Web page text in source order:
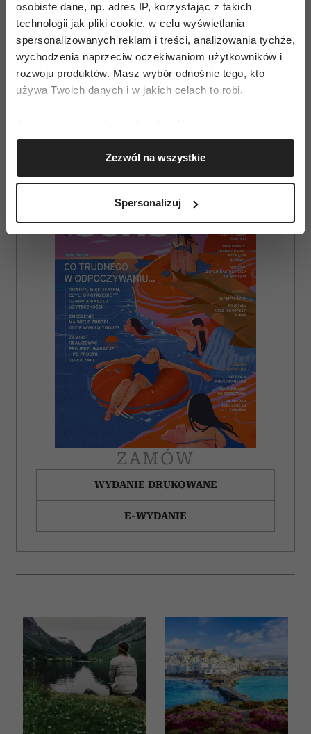
osobiste dane, np. adres IP, korzystając z takich
technologii jak pliki cookie, w celu wyświetlania
spersonalizowanych reklam i treści, analizowania tychże,
wychodzenia naprzeciw oczekiwaniom użytkowników i
rozwoju produktów. Masz wybór odnośnie tego, kto
używa Twoich danych i w jakich celach to robi.
Gromadzić dane dotyczące Twojej lokalizacji
geograficznej z dokładnością nawet do kilku metrów
Identyfikować Twoje urządzenie, aktywnie
(fingerprinting, czyli wirtualny odcisk palca)
dane są przetwarzane oraz ustaw własne preferencje w
sekcji szczegółów. W Deklaracji plików cookie możesz
zmienić lub wycofać swoją zgodę w dowolnej chwili.
Wykorzystujemy pliki cookie do spersonalizowania treści
i reklam, aby oferować funkcje społecznościowe i
analizować ruch w naszej witrynie. Informacje o tym, jak
korzystasz z naszej witryny, udostępniamy partnerom
społecznościowym, reklamowym i analitycznym.
Partnerzy mogą połączyć te informacje z innymi danymi
otrzymanymi od Ciebie lub uzyskanymi podczas
Zezwól na wszystkie
Spersonalizuj
pokarmów, zwiększają odporność, odtruwają
i sprzyjają eliminacji toksyn.
Źródło: Vimed.pl
AUTOPROMOCJA
ZAMÓW
WYDANIE DRUKOWANE
E-WYDANIE